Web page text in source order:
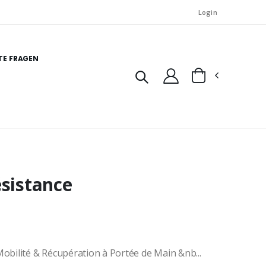
Login
FRAGEN
& Récupération à Portée de Main &nb...